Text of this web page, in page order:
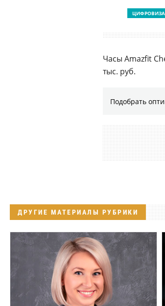
Часы Amazfit
тыс. руб.
Подобрать
ДРУГИЕ МАТЕРИАЛЫ РУБРИКИ